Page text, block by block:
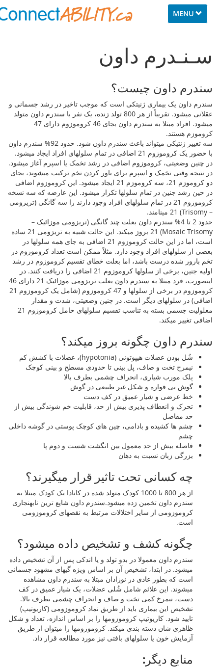
Toggle
navigation
MENU
سـنـدرم داون
سندرم داون چیست؟
سندرم داون یک بیماری ژنیتکی است که موجب تاخیر در رشد جسمانی و
عقلانی میشود. تقریباً از هر 800 تولد زنده، یک نفر با سندرم داون متولد
میشود. افراد مبتلا به سندرم داون بجای 46 کروموزوم دارای 47
کروموزم هستند.
سه تغییر ژنتیکی میتواند باعث سندرم داون شود. حدود 92% سندرم داون
با حضور یک کروموزوم 21 اضافی در تمام سلولهای افراد ایجاد میشود.
در چنین وضعیتی، کروموزوم اضافی در رشد تخمک یا اسپرم آغاز میشود.
در نتیجه وقتی تخمک و اسپرم برای باور کردن تخم ترکیب میشوند، بجای
دو کروموزم 21، سه کروموزم 21 ایجاد میشود. این کروموزوم اضافی
در حین رشد جنین در تمام سلولها تکرار میشود. این عارضه که سه نسخه
کروموزوم 21 در تمام سلولهای افراد وجود دارند را سه گانگی (تریزومی
– Trisomy) 21 مینامند.
حدود 2 تا 4% سندرم داون بعلت چند گانگی (تریزومی موزائیک –
Mosaic Trisomy) 21 بروز میکند. این حالت شبیه به تریزومی 21 ساده
است، اما در این حالت کروموزوم 21 اضافی به جای همه سلولها در
بعضی از سلولهای افراد وجود دارد. مثلاً ممکن است تعداد کروموزوم در
تخم بارور شده درست باشد، اما بعلت خطای تقسیم کروموزوم در رشد
اولیه جنین، برخی از سلولها کروموزوم 21 اضافی را دریافت کنند. در
اینصورت، فرد مبتلا به سندرم داون بعلت تریزومی موزائیک 21 دارای 46
کروموزوم در برخی از سلولها و 47 کروموزوم (شامل یک کروموزوم 21
اضافی) در سلولهای دیگر است. در چنین وضعیتی، شدت و مقدار
معلولیت جسمی بسته به تناسب تقسیم سلولهای حامل کروموزوم 21
اضافی تغییر میکند.
سندرم داون چگونه بروز میکند؟
شُل بودن عضلات هیپوتونی (hypotonia)، عضلات با کشش کم
نیمرخ تخت و صاف، پل بینی تا حدودی مسطح و بینی کوچک
پلک مورب شیاری، انحراف چشمی بطرف بالا
گوش بی قواره و شکل غیر طبیعی در گوش
خط عرضی و شیار عمیق در کف دست
تحرک و انعطاف پذیری بیش از حد، قابلیت خم شوندگی بیش از
حد مفاصل
چشم ها کشیده و بادامی، چین های کوچک پوستی در گوشه داخلی
چشم
فاصله بیش از حد معمول بین انگشت شست و دوم پا
بزرگی زبان نسبت به دهان
چه کسانی تحت تاثیر قرار میگیرند؟
از هر 800 تا 1000 کودک متولد شده در کانادا یک کودک مبتلا به
سندرم داون تخمین زده میشود.سندرم داون شایع ترین نابهنجاری
کروموزومی از سایر اختلالات مرتبط به نقصهای کروموزومی
است.
چگونه کشف و تشخیص داده میشود؟
سندرم داون معمولا در بدو تولد و یا اندکی پس از آن تشخیص داده
میشود. در ابتدا، تشخیص آن بر اساس ویژه گیهای مشهود جسمانی
است که بطور عادی در نوزادان مبتلا به سندرم داون مشاهده
میشوند. این علائم شامل شُلی عضلات، یک شیار عمیق در کف
دست، نیمرخ کمی تخت و صاف و انحراف چشمی بطرف بالا.
تشخیص این بیماری باید از طریق نماد کروموزومی (کاریوتیپ)
تایید شود. کاریوتیپ کروموزومها را بر اساس اندازه، تعداد و شکل
ظاهری شان دسته بندی میکند. کروموزومها را میتوان از طریق
آزمایش خون یا سلولهای بافتی نیز مورد مطالعه قرار داد.
منابع دیگر: